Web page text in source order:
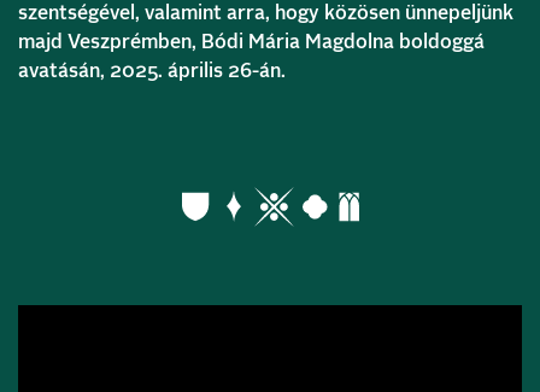
szentségével, valamint arra, hogy közösen ünnepeljünk
majd Veszprémben, Bódi Mária Magdolna boldoggá
avatásán, 2025. április 26-án.